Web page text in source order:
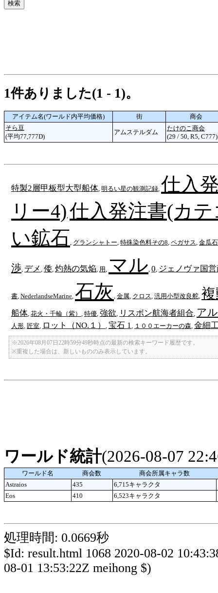
1件ありました(1 - 1)。
アイテム名(ワールド内平均価格) 街
商会
そら豆
(平均77,777D)
アムステルダム
たけのこ商会
(29 / 50, R5, C777)
特製2層甲板型大型船体 明るい星の観測記録 仕入
リー4)仕入発注書(カ
い鉱石 グランシャトー 特殊染色料その8 ペガサス 金瓜
渉 デメ 倭 灼熱の気焔 用 マル 0 ジェノヴァ国
書 NederlandseMarine 石灰 金属 クロス 汎用小型改良舵
船体 花火・千輪（紫） 特優 強欲 リスボン航海者組合 ア
人形 匠室 ロット（NO.１） 宝石 1 １００エーカーの森 金細
※2026年08月07日22時59分49秒時点の最新の検索キーワード履歴です。
※重複した場合は、新しいもののみ表示しています。
ワールド統計(2026-08-07
ワールド名 商会数
商会所属キャラ数
Astraios
435 6,715キャラクタ
Eos
410 6,523キャラクタ
処理時間: 0.0669秒
$Id: result.html 1068 2020-08-02
08-01 13:53:22Z meihong $)